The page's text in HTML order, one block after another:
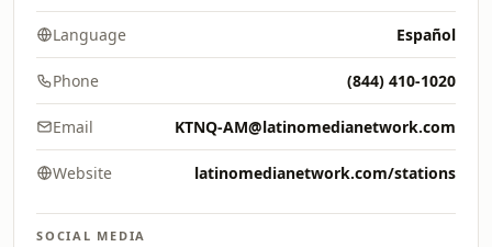
Language Español
Phone (844) 410-1020
Email KTNQ-AM@latinomedianetwork.com
Website latinomedianetwork.com/stations
SOCIAL MEDIA